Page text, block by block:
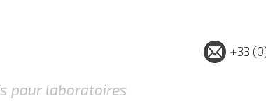
pour laboratoires
+33